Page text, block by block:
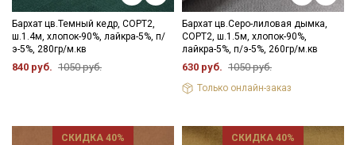
Бархат цв.Темный кедр, СОРТ2,
ш.1.4м, хлопок-90%, лайкра-5%, п/
э-5%, 280гр/м.кв
840 руб. 1050 руб.
Бархат цв.Серо-лиловая дымка,
СОРТ2, ш.1.5м, хлопок-90%,
лайкра-5%, п/э-5%, 260гр/м.кв
630 руб. 1050 руб.
Только онлайн-заказ
СКИДКА 40% СКИДКА 40%